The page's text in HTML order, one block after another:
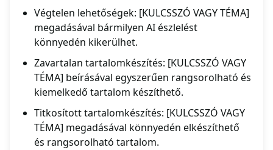
Végtelen lehetőségek: [KULCSSZÓ VAGY TÉMA]
megadásával bármilyen AI észlelést
könnyedén kikerülhet.
Zavartalan tartalomkészítés: [KULCSSZÓ VAGY
TÉMA] beírásával egyszerűen rangsorolható és
kiemelkedő tartalom készíthető.
Titkosított tartalomkészítés: [KULCSSZÓ VAGY
TÉMA] megadásával könnyedén elkészíthető
és rangsorolható tartalom.